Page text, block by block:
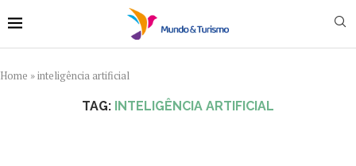
Home »inteligência artificial
TAG: INTELIGÊNCIA ARTIFICIAL